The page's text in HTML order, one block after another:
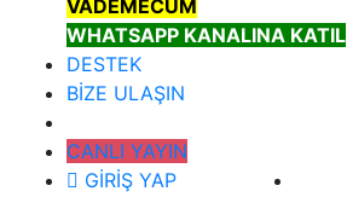
VADEMECUM
WHATSAPP KANALINA KATIL
DESTEK
BİZE ULAŞIN
CANLI YAYIN
GİRİŞ YAP